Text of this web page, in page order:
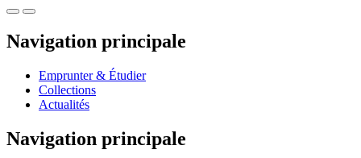
Navigation principale
Emprunter & Étudier
Collections
Actualités
Navigation principale